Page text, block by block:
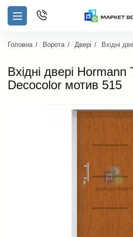
Головна Ворота Двері Вхідні
Вхідні двері
Decocolor мотив 515